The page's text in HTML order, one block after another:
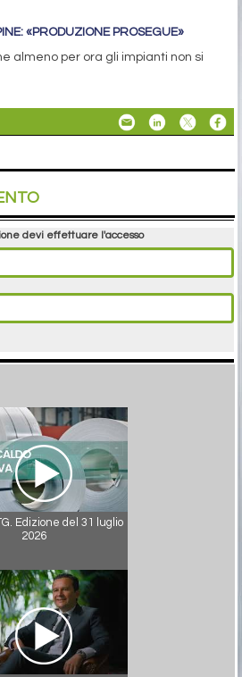
«PRODUZIONE PROSEGUE»
almeno per ora gli impianti non si
devi effettuare l'accesso
Edizione del 31 luglio
2026